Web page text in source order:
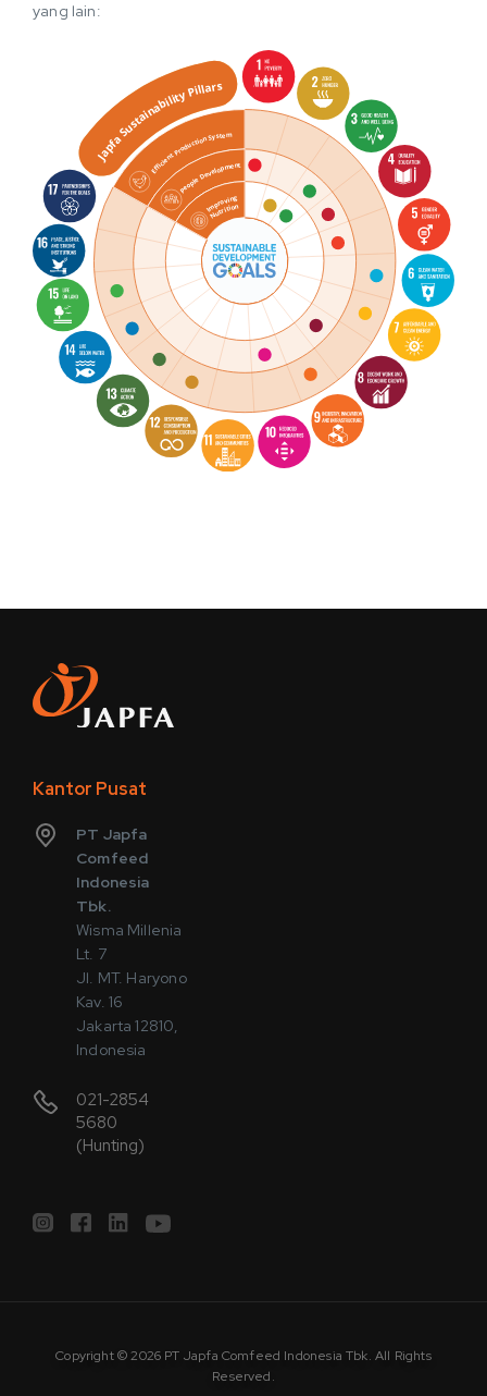
yang lain:
Kantor Pusat
PT Japfa
Comfeed
Indonesia
Tbk.
Wisma Millenia
Lt. 7
Jl. MT. Haryono
Kav. 16
Jakarta 12810,
Indonesia
021-2854
5680
(Hunting)
Copyright © 2026 PT Japfa Comfeed Indonesia Tbk. All Rights
Reserved.